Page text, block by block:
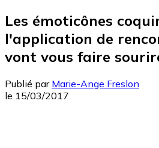
Les émoticônes
l'application de
vont vous faire
Publié par Marie-Ange Freslon
le 15/03/2017